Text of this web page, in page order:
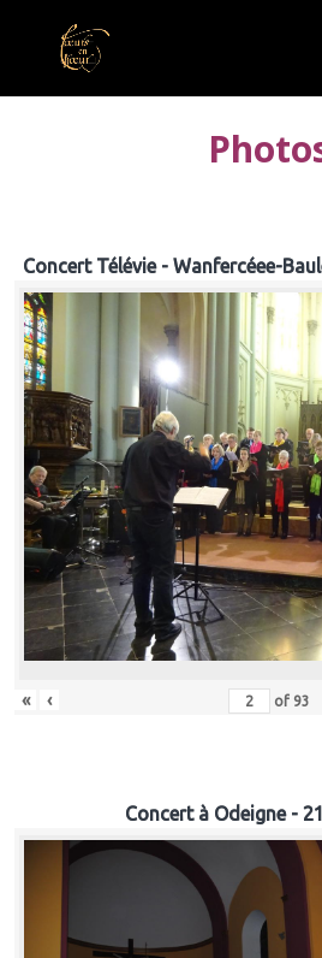
Concert Télévie - Wanfercéee-
« ‹ of 93
Concert à Odeigne -